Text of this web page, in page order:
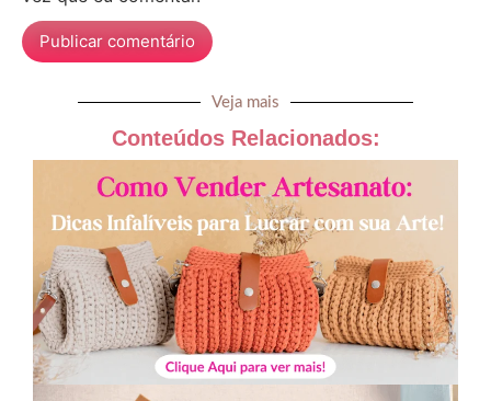
Veja mais
Conteúdos Relacionados: